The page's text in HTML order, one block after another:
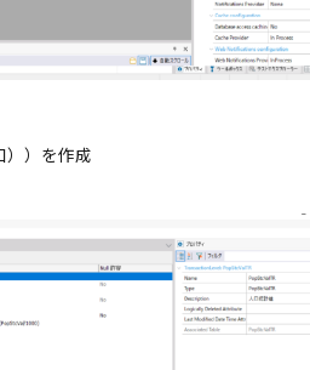
））を作成